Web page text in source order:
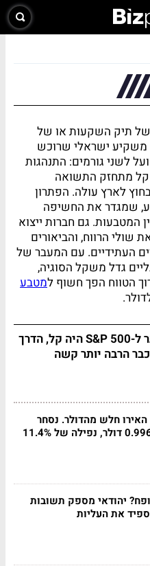
תיק השקעות או של
משקיע ישראלי שרוכש
לשני גורמים: התנהגות
מתחזק התשואה
לארץ עולה. הפתרון
שמגדר את החשיפה
המטבעות. גם חברות ייצוא
שולי הרווח, והביאורים
העתידיים. עם המעבר של
גדל משקל הסוגיה,
הטווח הפך חשוף למטבע
המעבר ל-S&P 500 היה קל, הדרך
הרבה יותר קשה
חלש מהדולר. נסחר
תמורת 0.996 דולר, נפילה של 11.4%
יהודאי מספק תשובות
את העליות